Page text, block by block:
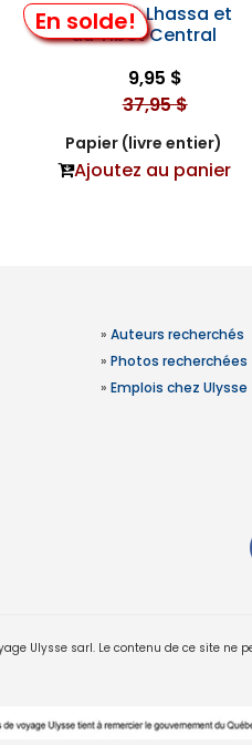
En solde!
Voyage à Lhassa et
au Tibet Central
9,95 $
37,95 $
Papier (livre entier)
Ajoutez au panier
» Auteurs recherchés
» Photos recherchées
» Emplois chez Ulysse
Ulysse sarl. Le contenu de ce site